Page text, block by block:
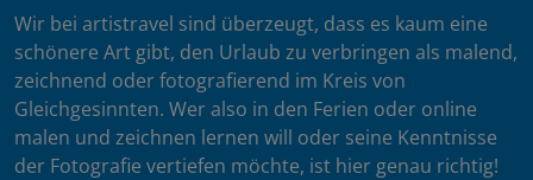
Wir bei artistravel sind überzeugt, dass es kaum eine
schönere Art gibt, den Urlaub zu verbringen als malend,
zeichnend oder fotografierend im Kreis von
Gleichgesinnten. Wer also in den Ferien oder online
malen und zeichnen lernen will oder seine Kenntnisse
der Fotografie vertiefen möchte, ist hier genau richtig!